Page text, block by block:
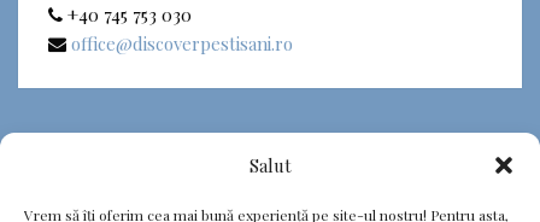
Salut
Vrem să îți oferim cea mai bună experiență pe site-ul nostru! Pentru asta,
+40 745 753 030
office@discoverpestisani.ro